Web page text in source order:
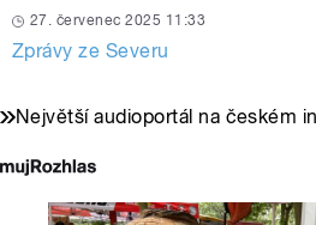
27. červenec 2025 11:33
Zprávy ze Severu
Největší audioportál na českém